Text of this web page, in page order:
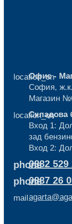
location_on
Офис -
София,
Mагазин
location_on
Складова
Вход 1:
зад
Вход 2:
phone0882 529
phone0887 26
mail